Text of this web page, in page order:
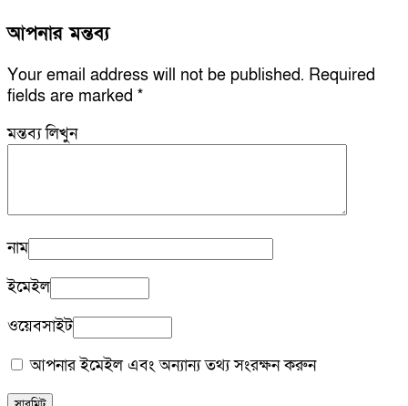
আপনার মন্তব্য
Your email address will not be published. Required
fields are marked *
মন্তব্য লিখুন
নাম
ইমেইল
ওয়েবসাইট
আপনার ইমেইল এবং অন্যান্য তথ্য সংরক্ষন করুন